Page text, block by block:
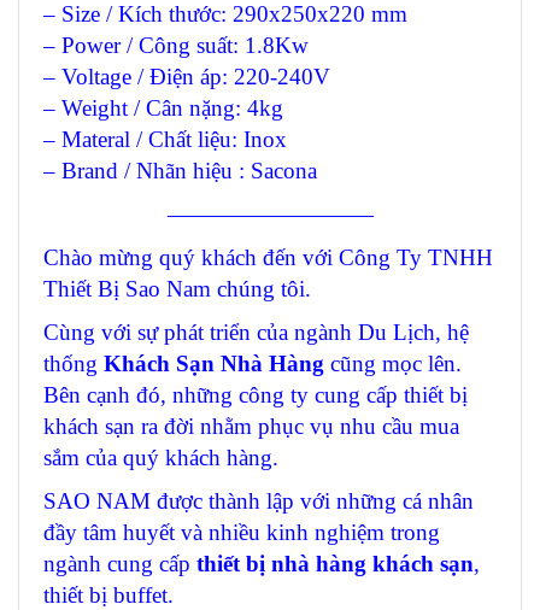
– Size / Kích thước: 290x250x220 mm
– Power / Công suất: 1.8Kw
– Voltage / Điện áp: 220-240V
– Weight / Cân nặng: 4kg
– Materal / Chất liệu: Inox
– Brand / Nhãn hiệu : Sacona
—————————
Chào mừng quý khách đến với Công Ty TNHH
Thiết Bị Sao Nam chúng tôi.
Cùng với sự phát triển của ngành Du Lịch, hệ
thống Khách Sạn Nhà Hàng cũng mọc lên.
Bên cạnh đó, những công ty cung cấp thiết bị
khách sạn ra đời nhằm phục vụ nhu cầu mua
sắm của quý khách hàng.
SAO NAM được thành lập với những cá nhân
đầy tâm huyết và nhiều kinh nghiệm trong
ngành cung cấp thiết bị nhà hàng khách sạn,
thiết bị buffet.